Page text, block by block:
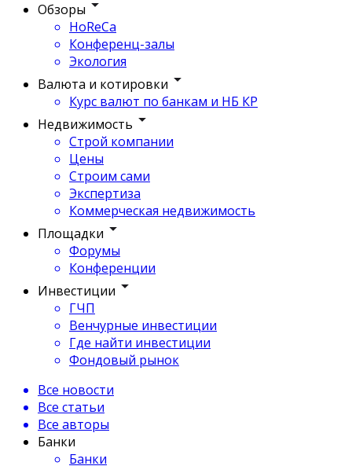
Обзоры
HoReCa
Конференц-залы
Экология
Валюта и котировки
Курс валют по банкам и НБ КР
Недвижимость
Строй компании
Цены
Строим сами
Экспертиза
Коммерческая недвижимость
Площадки
Форумы
Конференции
Инвестиции
ГЧП
Венчурные инвестиции
Где найти инвестиции
Фондовый рынок
Все новости
Все статьи
Все авторы
Банки
Банки